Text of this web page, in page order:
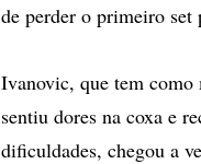
de perder o primeiro set
Ivanovic, que tem
sentiu dores na coxa e
dificuldades, chegou a